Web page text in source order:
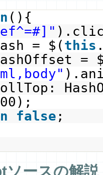
(){
= $( this
false ;
ースの解説